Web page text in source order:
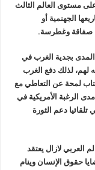
على مستوى العالم الثالث
الجهنمية أو
صفاقة وغطرسة.
بجدية الغرب في
لهم، لذلك دفع الغرب
لمحة عن التعاطي مع
الرغبة الأمريكية في
دعم الثورة
العربي لازال يعتقد
حقوق الإنسان وينام